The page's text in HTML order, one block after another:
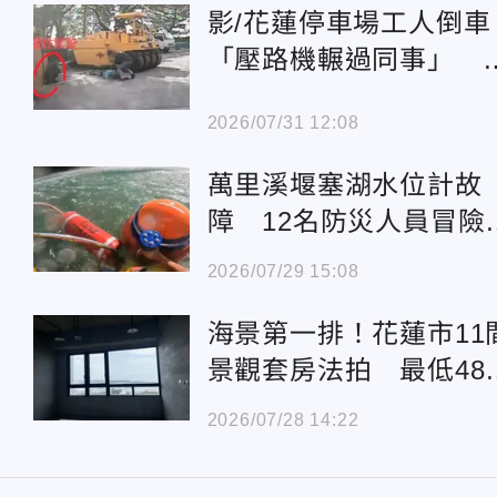
影/花蓮停車場工人倒車
「壓路機輾過同事」
2026/07/31 12:08
萬里溪堰塞湖水位計故
障 12名防災人員冒險
降陡峭側岸
2026/07/29 15:08
海景第一排！花蓮市11
景觀套房法拍 最低
萬元起標
2026/07/28 14:22